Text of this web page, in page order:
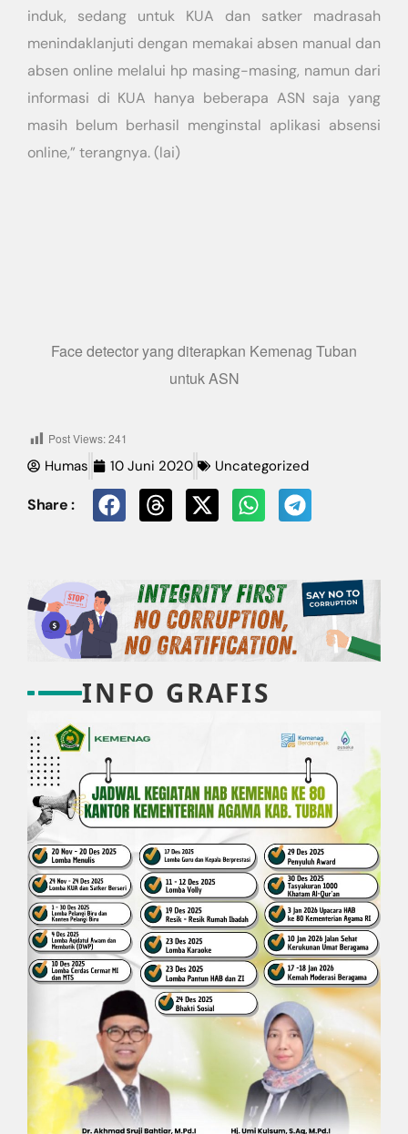
induk, sedang untuk KUA dan satker madrasah
menindaklanjuti dengan memakai absen manual dan
absen online melalui hp masing-masing, namun dari
informasi di KUA hanya beberapa ASN saja yang
masih belum berhasil menginstal aplikasi absensi
online,” terangnya. (lai)
Face detector yang diterapkan Kemenag Tuban
untuk ASN
Post Views:241
Humas 10 Juni 2020 Uncategorized
Share :
INFO GRAFIS